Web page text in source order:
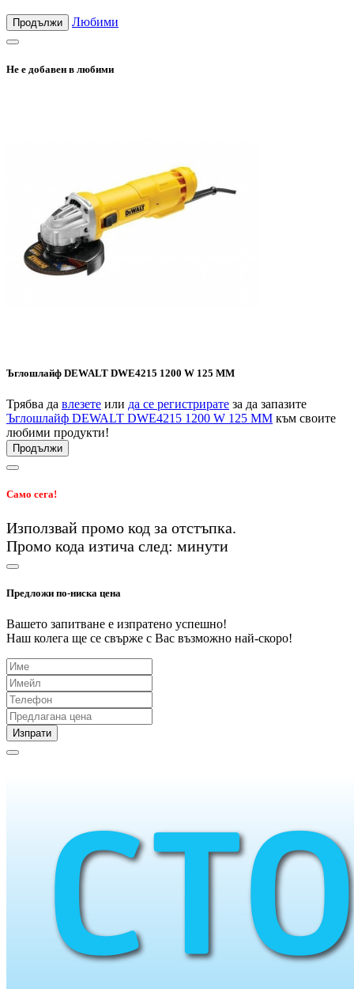
Продължи Любими
Не е добавен в любими
Ъглошлайф DEWALT DWE4215 1200 W 125 ММ
Трябва да влезете или да се регистрирате за да запазите
Ъглошлайф DEWALT DWE4215 1200 W 125 ММ към своите
любими продукти!
Продължи
Само сега!
Използвай промо код за отстъпка.
Промо кода изтича след: минути
Предложи по-ниска цена
Вашето запитване е изпратено успешно!
Наш колега ще се свърже с Вас възможно най-скоро!
Изпрати